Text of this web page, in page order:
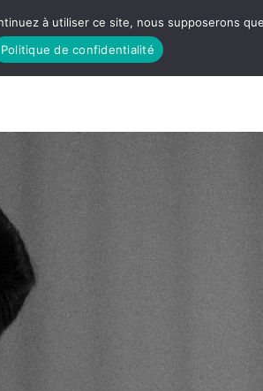
SORTIES GREEN LIFE
à utiliser ce site, nous supposerons
Politique de confidentialité